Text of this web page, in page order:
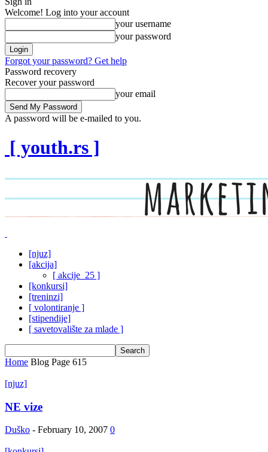
Welcome! Log into your account
your username
your password
Forgot your password? Get help
Password recovery
Recover your password
your email
A password will be e-mailed to you.
[ youth.rs ]
[njuz]
[akcija]
[ akcije_25 ]
[konkursi]
[treninzi]
[ volontiranje ]
[stipendije]
[ savetovalište za mlade ]
Home Blog Page 615
[njuz]
NE vize
Duško - February 10, 2007 0